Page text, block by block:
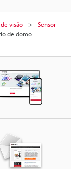
visão
Sensor
de domo